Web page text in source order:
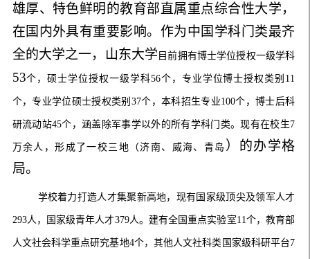
雄厚、特色鲜明的教育部直属重点综合性大学，
在国内外具有重要影响。 作为中国学科门类最齐
全的大学之一，
山东大学 目前拥有博士学位授权一级学科
53个，硕士学位授权一级学科56个，专业学位博士授权类别 11
个，专业学位硕士授权类别 37个，本科招生专业100个，博士后科
研流动站45个，涵盖除军事学以外的所有学科门类。现有在校生7
万余人，形成了一校三地（济南、威海、青岛 ）的办学格
局。
学校着力打造人才集聚新高地，现有国家级顶尖及领军人才
293人，国家级青年人才379人。建有全国重点实验室11个，教育部
人文社会科学重点研究基地4个，其他人文社科类国家级科研平台7